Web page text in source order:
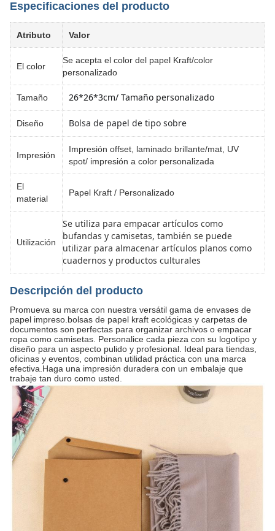
Especificaciones del producto
Atributo Valor
El color
Se acepta el color del papel Kraft/color
personalizado
Tamaño 26*26*3cm/ Tamaño personalizado
Diseño Bolsa de papel de tipo sobre
Impresión
Impresión offset, laminado brillante/mat, UV
spot/ impresión a color personalizada
El
material
Papel Kraft / Personalizado
Utilización
Se utiliza para empacar artículos como
bufandas y camisetas, también se puede
utilizar para almacenar artículos planos como
cuadernos y productos culturales
Descripción del producto
Promueva su marca con nuestra versátil gama de envases de
papel impreso.bolsas de papel kraft ecológicas y carpetas de
documentos son perfectas para organizar archivos o empacar
ropa como camisetas. Personalice cada pieza con su logotipo y
diseño para un aspecto pulido y profesional. Ideal para tiendas,
oficinas y eventos, combinan utilidad práctica con una marca
efectiva.Haga una impresión duradera con un embalaje que
trabaje tan duro como usted.